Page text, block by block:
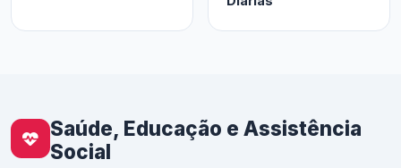
Saúde, Educação e Assistência
Social